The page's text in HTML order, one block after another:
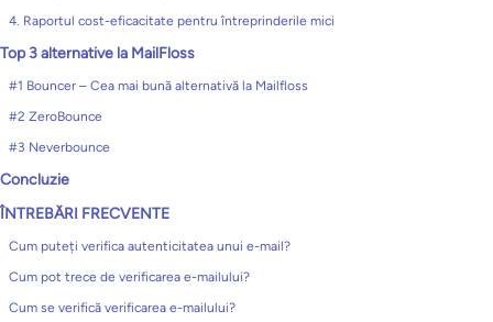
4. Raportul cost-eficacitate pentru întreprinderile mici
Top 3 alternative la MailFloss
#1 Bouncer – Cea mai bună alternativă la Mailfloss
#2 ZeroBounce
#3 Neverbounce
Concluzie
ÎNTREBĂRI FRECVENTE
Cum puteți verifica autenticitatea unui e-mail?
Cum pot trece de verificarea e-mailului?
Cum se verifică verificarea e-mailului?